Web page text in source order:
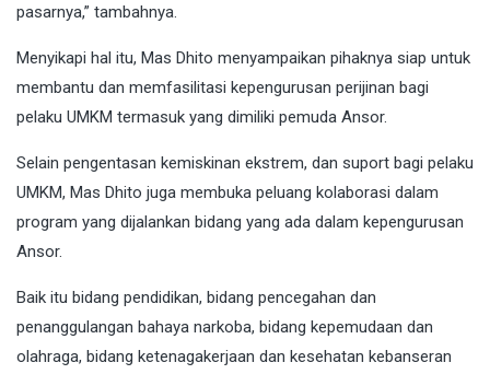
pasarnya,” tambahnya.
Menyikapi hal itu, Mas Dhito menyampaikan pihaknya siap untuk
membantu dan memfasilitasi kepengurusan perijinan bagi
pelaku UMKM termasuk yang dimiliki pemuda Ansor.
Selain pengentasan kemiskinan ekstrem, dan suport bagi pelaku
UMKM, Mas Dhito juga membuka peluang kolaborasi dalam
program yang dijalankan bidang yang ada dalam kepengurusan
Ansor.
Baik itu bidang pendidikan, bidang pencegahan dan
penanggulangan bahaya narkoba, bidang kepemudaan dan
olahraga, bidang ketenagakerjaan dan kesehatan kebanseran